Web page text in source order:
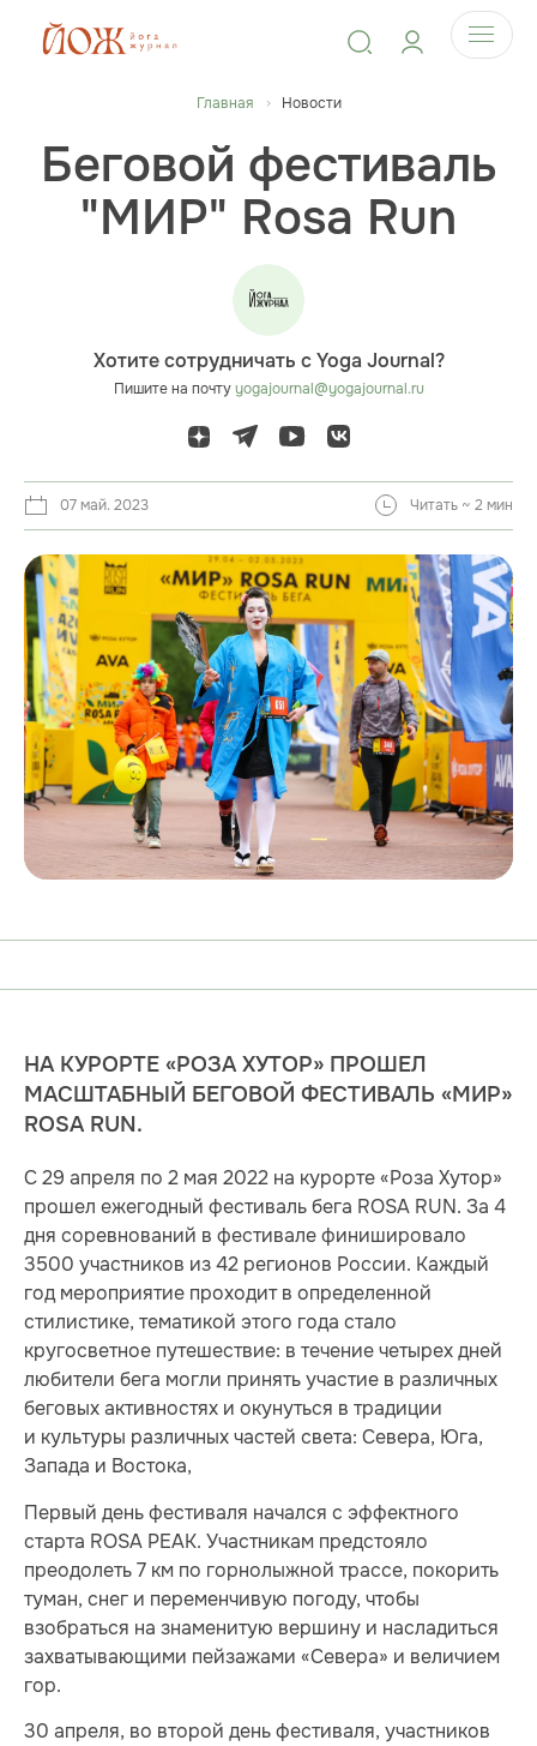
Главная Новости
Беговой фестиваль
"МИР" Rosa Run
Хотите сотрудничать с Yoga Journal?
Пишите на почтуyogajournal@yogajournal.ru
07 май. 2023 Читать ~ 2 мин
​​НА КУРОРТЕ «РОЗА ХУТОР» ПРОШЕЛ
МАСШТАБНЫЙ БЕГОВОЙ ФЕСТИВАЛЬ «МИР»
ROSA RUN.
С 29 апреля по 2 мая 2022 на курорте «Роза Хутор»
прошел ежегодный фестиваль бега ROSA RUN. За 4
дня соревнований в фестивале финишировало
3500 участников из 42 регионов России. Каждый
год мероприятие проходит в определенной
стилистике, тематикой этого года стало
кругосветное путешествие: в течение четырех дней
любители бега могли принять участие в различных
беговых активностях и окунуться в традиции
и культуры различных частей света: Севера, Юга,
Запада и Востока,
Первый день фестиваля начался с эффектного
старта ROSA PEAK. Участникам предстояло
преодолеть 7 км по горнолыжной трассе, покорить
туман, снег и переменчивую погоду, чтобы
взобраться на знаменитую вершину и насладиться
захватывающими пейзажами «Севера» и величием
гор.
30 апреля, во второй день фестиваля, участников